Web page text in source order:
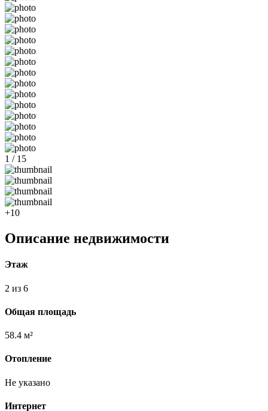
1 / 15
+10
Описание недвижимости
Этаж
2 из 6
Общая площадь
58.4 м²
Отопление
Не указано
Интернет